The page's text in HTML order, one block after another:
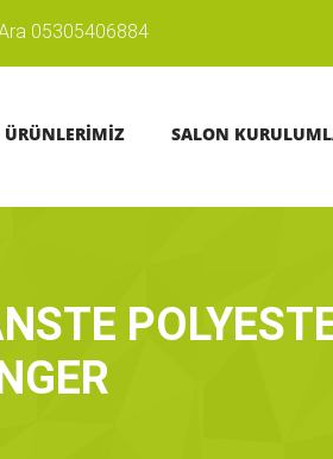
05305406884
ÜRÜNLERİMİZ SALON